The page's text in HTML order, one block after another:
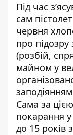
Під час
сам
червня
про
(розбій,
майном у
Сама за
покарання у
до 15 років